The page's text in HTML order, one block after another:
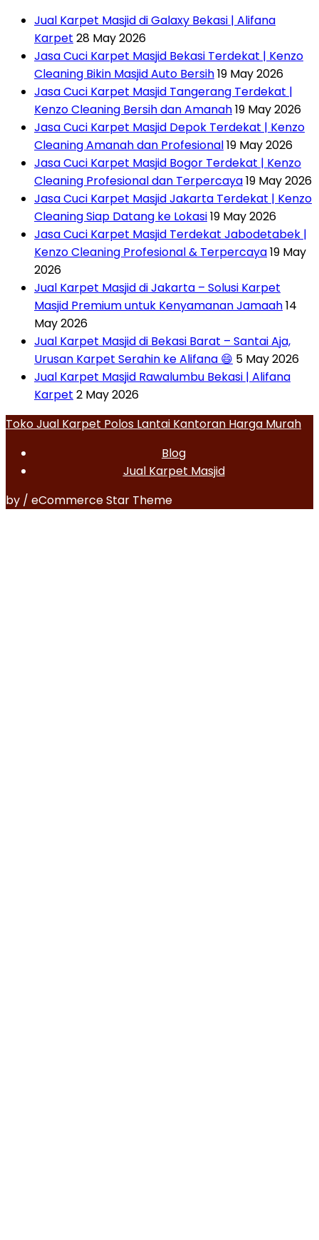
Jual Karpet Masjid di Galaxy Bekasi | Alifana
Karpet 28 May 2026
Jasa Cuci Karpet Masjid Bekasi Terdekat | Kenzo
Cleaning Bikin Masjid Auto Bersih19 May 2026
Jasa Cuci Karpet Masjid Tangerang Terdekat |
Kenzo Cleaning Bersih dan Amanah19 May 2026
Jasa Cuci Karpet Masjid Depok Terdekat | Kenzo
Cleaning Amanah dan Profesional19 May 2026
Jasa Cuci Karpet Masjid Bogor Terdekat | Kenzo
Cleaning Profesional dan Terpercaya19 May 2026
Jasa Cuci Karpet Masjid Jakarta Terdekat | Kenzo
Cleaning Siap Datang ke Lokasi19 May 2026
Jasa Cuci Karpet Masjid Terdekat Jabodetabek |
Kenzo Cleaning Profesional & Terpercaya19 May
2026
Jual Karpet Masjid di Jakarta – Solusi Karpet
Masjid Premium untuk Kenyamanan Jamaah14
May 2026
Jual Karpet Masjid di Bekasi Barat – Santai Aja,
Urusan Karpet Serahin ke Alifana 😄 5 May 2026
Jual Karpet Masjid Rawalumbu Bekasi | Alifana
Karpet 2 May 2026
Toko Jual Karpet Polos Lantai Kantoran Harga Murah
Blog
Jual Karpet Masjid
by / eCommerce Star Theme